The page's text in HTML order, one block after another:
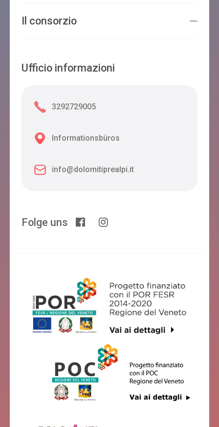
Il consorzio
Ufficio informazioni
3292729005
Informationsbüros
info@dolomitiprealpi.it
Folge uns